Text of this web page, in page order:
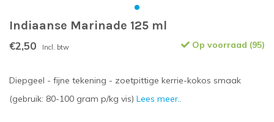
Indiaanse Marinade 125 ml
€2,50 Incl. btw Op voorraad (95)
Diepgeel - fijne tekening - zoetpittige kerrie-kokos smaak
(gebruik: 80-100 gram p/kg vis) Lees meer..